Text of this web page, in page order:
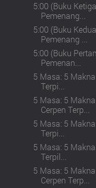
5:00 (Buku
Pemenang...
5:00 (Buku
Pemenang ...
5:00 (Buku
Pemenan...
5 Masa: 5
Terpi...
5 Masa: 5
Cerpen Terp...
5 Masa: 5
Terpi...
5 Masa: 5
Terpil...
5 Masa: 5
Cerpen Terp...